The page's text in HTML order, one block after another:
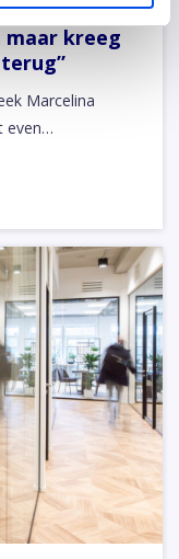
maar kreeg
Marcelina
even…